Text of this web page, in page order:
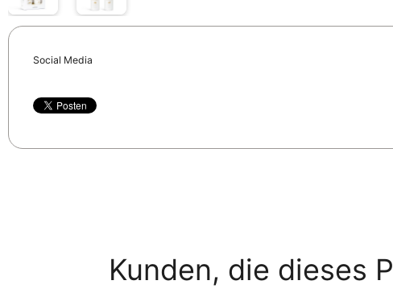
Social Media
Kunden, die dieses